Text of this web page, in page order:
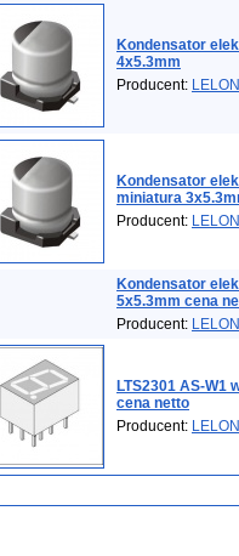
Kondensator
4x5.3mm
Producent: LELON
Kondensator
miniatura
Producent: LELON
Kondensator
5x5.3mm cena
Producent: LELON
LTS2301 AS-W1
cena netto
Producent: LELON